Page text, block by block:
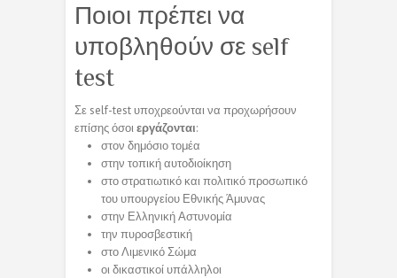
Ποιοι πρέπει να
υποβληθούν σε self
test
Σε self-test υποχρεούνται να προχωρήσουν
επίσης όσοιεργάζονται:
στον δημόσιο τομέα
στην τοπική αυτοδιοίκηση
στο στρατιωτικό και πολιτικό προσωπικό
του υπουργείου Εθνικής Άμυνας
στην Ελληνική Αστυνομία
την πυροσβεστική
στο Λιμενικό Σώμα
οι δικαστικοί υπάλληλοι